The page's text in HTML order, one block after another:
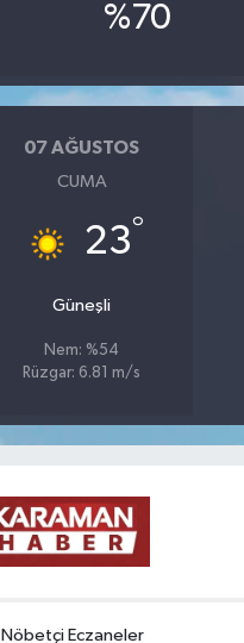
%70
07 AĞUSTOS
CUMA
23°
Güneşli
Nem: %54
Rüzgar: 6.81 m/s
Nöbetçi Eczaneler